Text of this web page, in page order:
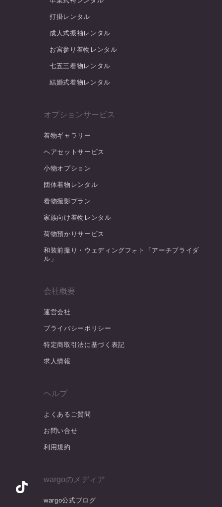
打掛レンタル
成人式振袖レンタル
お宮参り着物レンタル
七五三着物レンタル
結婚式着物レンタル
オプションサービス
着物ギャラリー
ヘアセットサービス
小物オプション
団体着物レンタル
着物撮影プラン
家族向け着物レンタル
荷物預かりサービス
和装前撮り・ウェディングフォト「アーチブライダ
ル」
会社概要
運営会社
プライバシーポリシー
特定商取引法に基づく表記
求人情報
ヘルプ
よくあるご質問
お問い合せ
利用規約
wargoのメディア
wargo公式ブログ